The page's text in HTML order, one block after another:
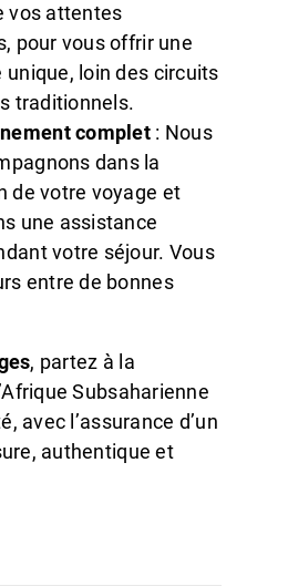
vos attentes
pour vous offrir une
unique, loin des circuits
traditionnels.
complet: Nous
dans la
de votre voyage et
une assistance
votre séjour. Vous
entre de bonnes
, partez à la
Subsaharienne
avec l’assurance d’un
authentique et